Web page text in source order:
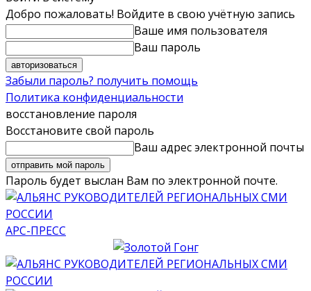
Добро пожаловать! Войдите в свою учётную запись
Ваше имя пользователя
Ваш пароль
Забыли пароль? получить помощь
Политика конфиденциальности
восстановление пароля
Восстановите свой пароль
Ваш адрес электронной почты
Пароль будет выслан Вам по электронной почте.
АРС-ПРЕСС